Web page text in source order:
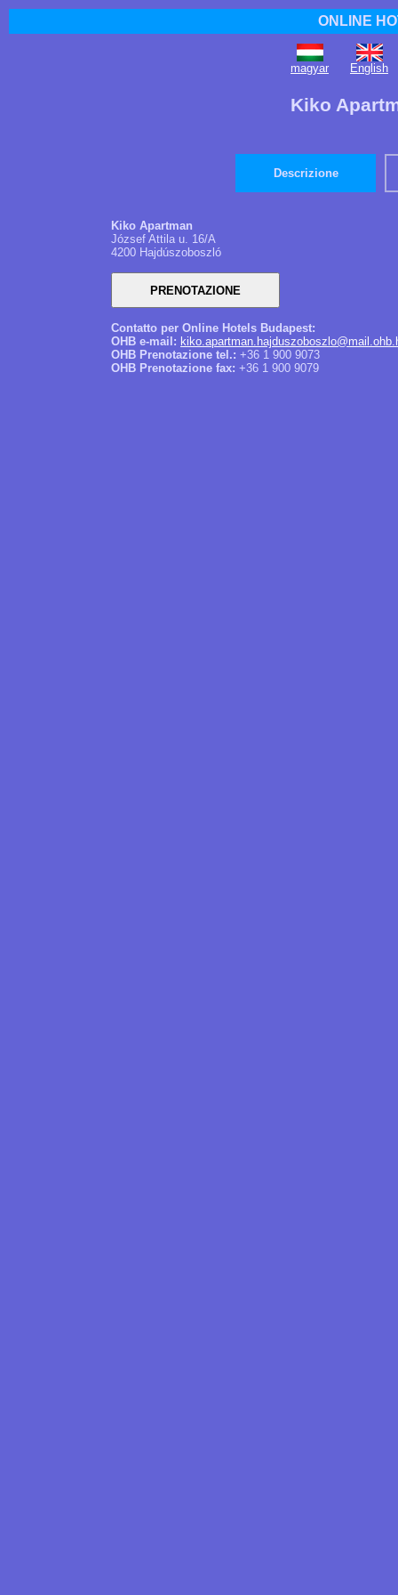
ONLINE
magyar English
Kiko
Descrizione
Kiko Apartman
József Attila u. 16/A
4200 Hajdúszoboszló
Contatto per Online Hotels Budapest:
OHB e-mail:
OHB Prenotazione tel.: +36 1 900 9073
OHB Prenotazione fax: +36 1 900 9079